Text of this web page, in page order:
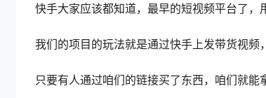
快手大家应该都知道，最早的短视频平台了，
我们的项目的玩法就是通过快手上发带货视频
只要有人通过咱们的链接买了东西，咱们就能